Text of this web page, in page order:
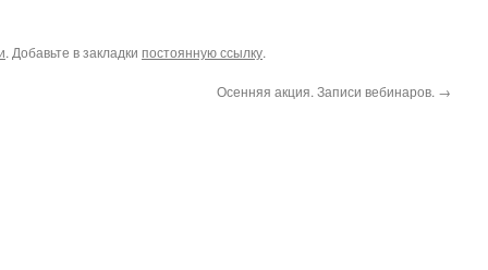
. Добавьте в закладки постоянную ссылку.
Осенняя акция. Записи вебинаров. →